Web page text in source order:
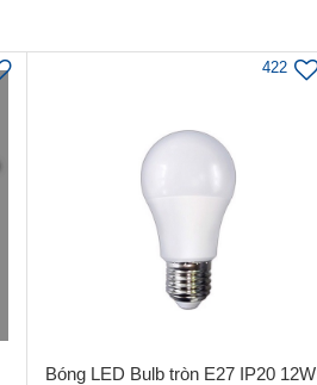
422
Bóng LED Bulb tròn E27 IP20 12W